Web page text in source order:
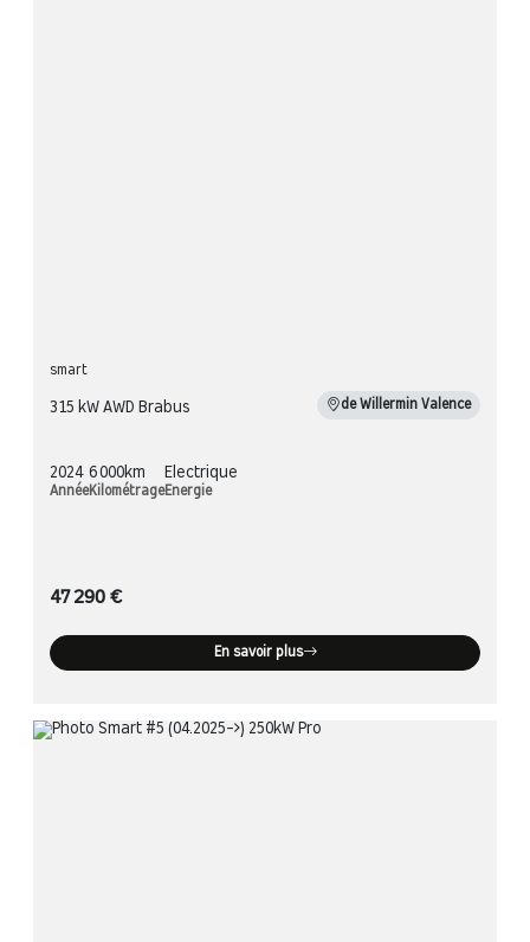
smart
315 kW AWD Brabus de Willermin Valence
2024
Année
6 000km
Kilométrage
Electrique
Energie
47 290 €
En savoir plus